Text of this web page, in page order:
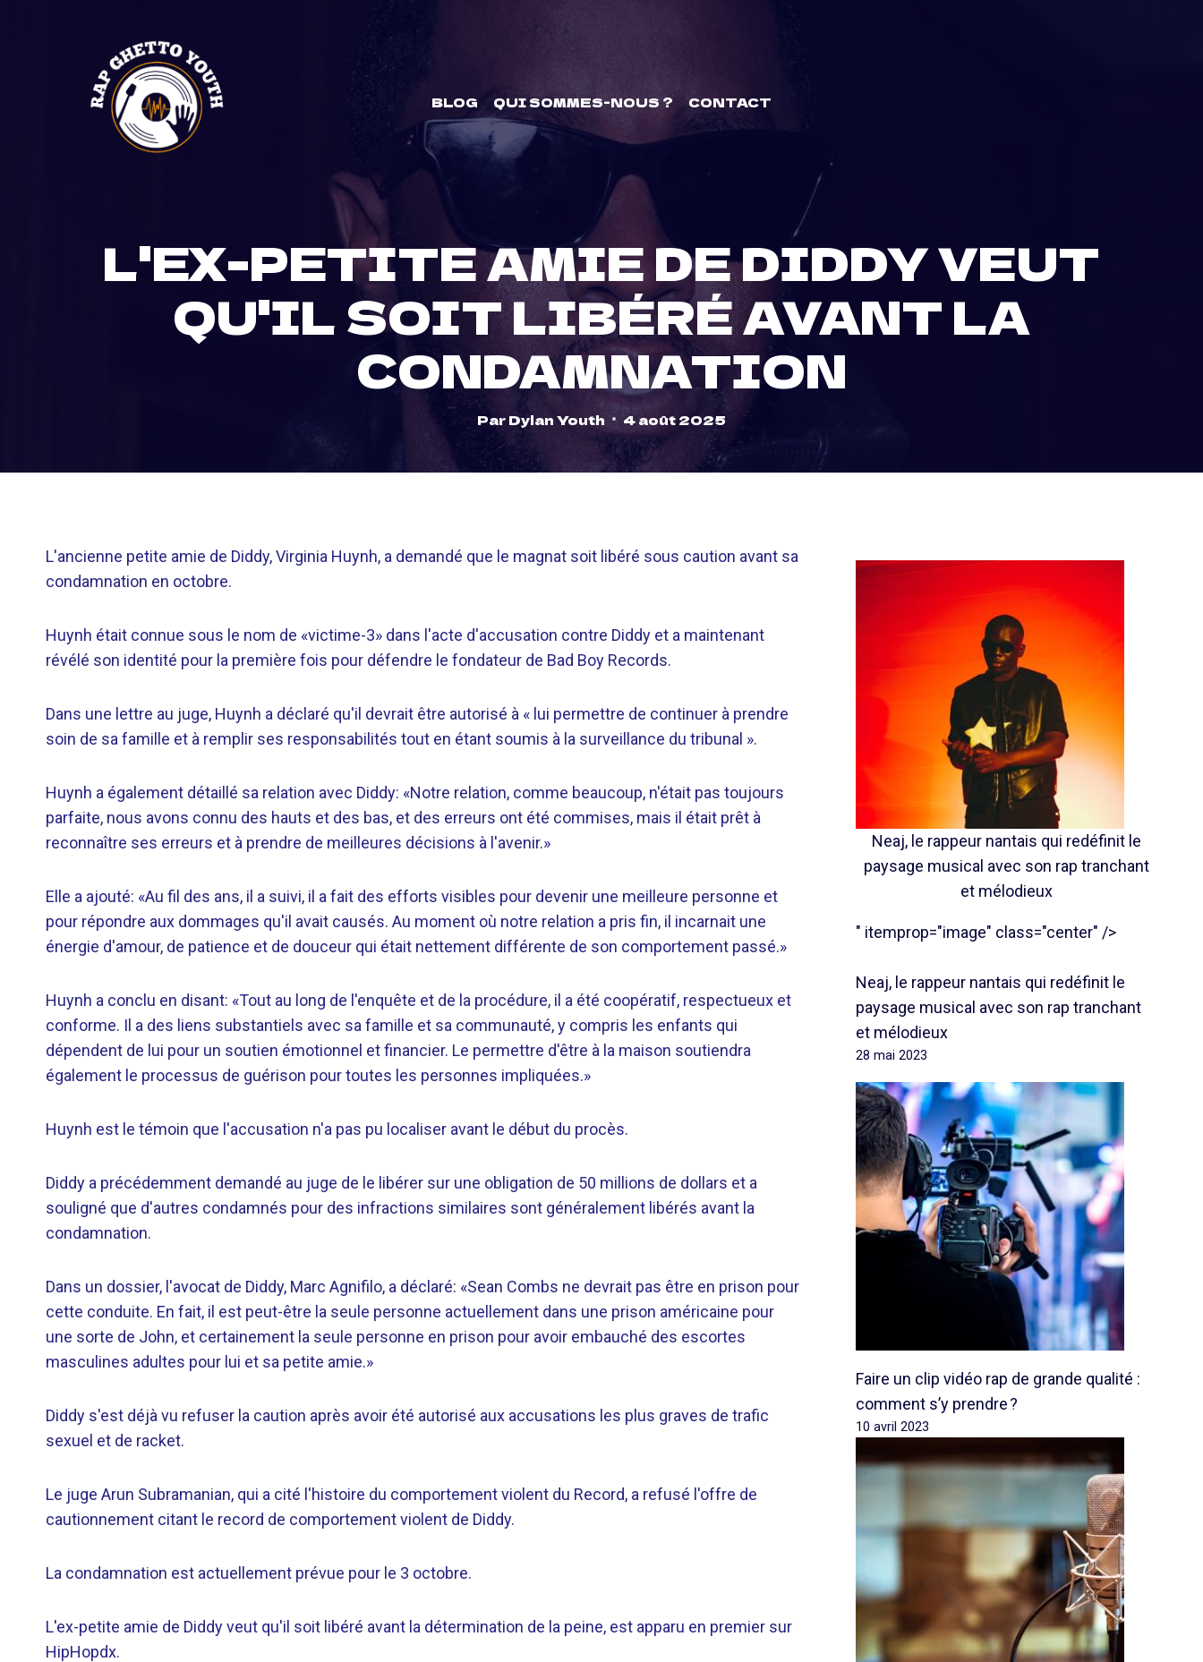
BLOG QUI SOMMES-NOUS ? CONTACT
L'EX-PETITE AMIE DE DIDDY VEUT
QU'IL SOIT LIBÉRÉ AVANT LA
CONDAMNATION
ParDylan Youth 4 août 2025
L'ancienne petite amie de Diddy, Virginia Huynh, a demandé que le magnat soit libéré sous caution avant sa
condamnation en octobre.
Huynh était connue sous le nom de «victime-3» dans l'acte d'accusation contre Diddy et a maintenant
révélé son identité pour la première fois pour défendre le fondateur de Bad Boy Records.
Dans une lettre au juge, Huynh a déclaré qu'il devrait être autorisé à « lui permettre de continuer à prendre
soin de sa famille et à remplir ses responsabilités tout en étant soumis à la surveillance du tribunal ».
Huynh a également détaillé sa relation avec Diddy: «Notre relation, comme beaucoup, n'était pas toujours
parfaite, nous avons connu des hauts et des bas, et des erreurs ont été commises, mais il était prêt à
reconnaître ses erreurs et à prendre de meilleures décisions à l'avenir.»
Elle a ajouté: «Au fil des ans, il a suivi, il a fait des efforts visibles pour devenir une meilleure personne et
pour répondre aux dommages qu'il avait causés. Au moment où notre relation a pris fin, il incarnait une
énergie d'amour, de patience et de douceur qui était nettement différente de son comportement passé.»
Huynh a conclu en disant: «Tout au long de l'enquête et de la procédure, il a été coopératif, respectueux et
conforme. Il a des liens substantiels avec sa famille et sa communauté, y compris les enfants qui
dépendent de lui pour un soutien émotionnel et financier. Le permettre d'être à la maison soutiendra
également le processus de guérison pour toutes les personnes impliquées.»
Huynh est le témoin que l'accusation n'a pas pu localiser avant le début du procès.
Diddy a précédemment demandé au juge de le libérer sur une obligation de 50 millions de dollars et a
souligné que d'autres condamnés pour des infractions similaires sont généralement libérés avant la
condamnation.
Dans un dossier, l'avocat de Diddy, Marc Agnifilo, a déclaré: «Sean Combs ne devrait pas être en prison pour
cette conduite. En fait, il est peut-être la seule personne actuellement dans une prison américaine pour
une sorte de John, et certainement la seule personne en prison pour avoir embauché des escortes
masculines adultes pour lui et sa petite amie.»
Diddy s'est déjà vu refuser la caution après avoir été autorisé aux accusations les plus graves de trafic
sexuel et de racket.
Le juge Arun Subramanian, qui a cité l'histoire du comportement violent du Record, a refusé l'offre de
cautionnement citant le record de comportement violent de Diddy.
La condamnation est actuellement prévue pour le 3 octobre.
L'ex-petite amie de Diddy veut qu'il soit libéré avant la détermination de la peine, est apparu en premier sur
HipHopdx.
Neaj, le rappeur nantais qui redéfinit le
paysage musical avec son rap tranchant
et mélodieux
" itemprop="image" class="center" />
Neaj, le rappeur nantais qui redéfinit le
paysage musical avec son rap tranchant
et mélodieux
28 mai 2023
Faire un clip vidéo rap de grande qualité :
comment s’y prendre ?
10 avril 2023